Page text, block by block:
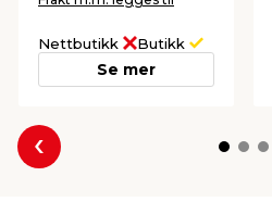
Nettbutikk Butikk
Se mer
Forrige